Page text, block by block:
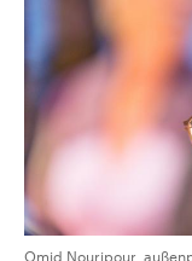
Omid Nouripour,